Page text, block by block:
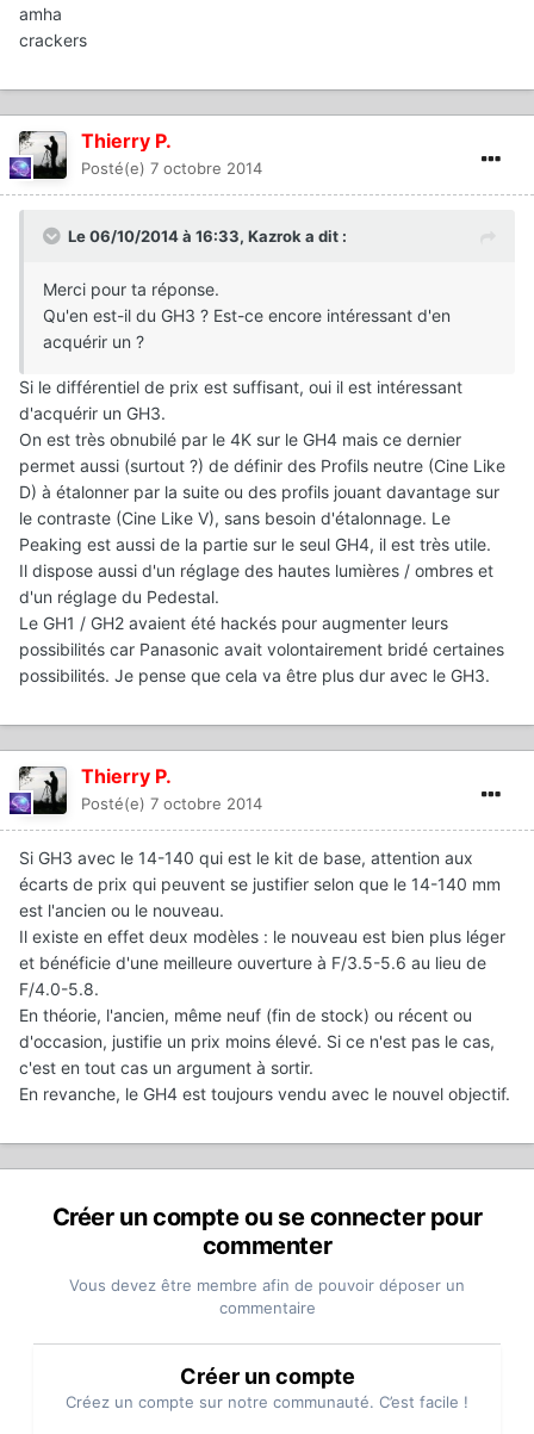
amha
crackers
Thierry P.
Posté(e) 7 octobre 2014
Le 06/10/2014 à 16:33, Kazrok a dit :
Merci pour ta réponse.
Qu'en est-il du GH3 ? Est-ce encore intéressant d'en
acquérir un ?
Si le différentiel de prix est suffisant, oui il est intéressant
d'acquérir un GH3.
On est très obnubilé par le 4K sur le GH4 mais ce dernier
permet aussi (surtout ?) de définir des Profils neutre (Cine Like
D) à étalonner par la suite ou des profils jouant davantage sur
le contraste (Cine Like V), sans besoin d'étalonnage. Le
Peaking est aussi de la partie sur le seul GH4, il est très utile.
Il dispose aussi d'un réglage des hautes lumières / ombres et
d'un réglage du Pedestal.
Le GH1 / GH2 avaient été hackés pour augmenter leurs
possibilités car Panasonic avait volontairement bridé certaines
possibilités. Je pense que cela va être plus dur avec le GH3.
Thierry P.
Posté(e) 7 octobre 2014
Si GH3 avec le 14-140 qui est le kit de base, attention aux
écarts de prix qui peuvent se justifier selon que le 14-140 mm
est l'ancien ou le nouveau.
Il existe en effet deux modèles : le nouveau est bien plus léger
et bénéficie d'une meilleure ouverture à F/3.5-5.6 au lieu de
F/4.0-5.8.
En théorie, l'ancien, même neuf (fin de stock) ou récent ou
d'occasion, justifie un prix moins élevé. Si ce n'est pas le cas,
c'est en tout cas un argument à sortir.
En revanche, le GH4 est toujours vendu avec le nouvel objectif.
Créer un compte ou se connecter pour
commenter
Vous devez être membre afin de pouvoir déposer un
commentaire
Créer un compte
Créez un compte sur notre communauté. C’est facile !